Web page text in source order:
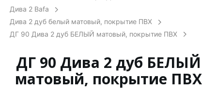
Дива 2 Bafa
Дива 2 дуб белый матовый, покрытие ПВХ
ДГ 90 Дива 2 дуб БЕЛЫЙ матовый, покрытие ПВХ
ДГ 90 Дива 2 дуб БЕЛЫЙ
матовый, покрытие ПВХ